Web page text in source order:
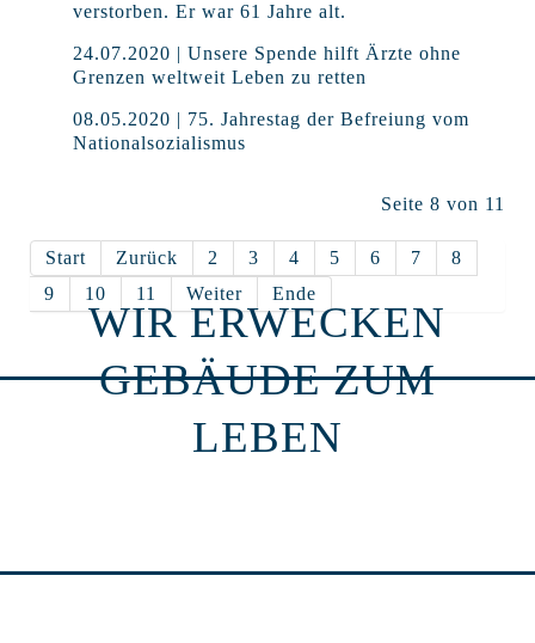
verstorben. Er war 61 Jahre alt.
24.07.2020 | Unsere Spende hilft Ärzte ohne
Grenzen weltweit Leben zu retten
08.05.2020 | 75. Jahrestag der Befreiung vom
Nationalsozialismus
Seite 8 von 11
Start Zurück 2 3 4 5 6 7
8
9
10 11 Weiter Ende
WIR ERWECKEN
GEBÄUDE ZUM
LEBEN